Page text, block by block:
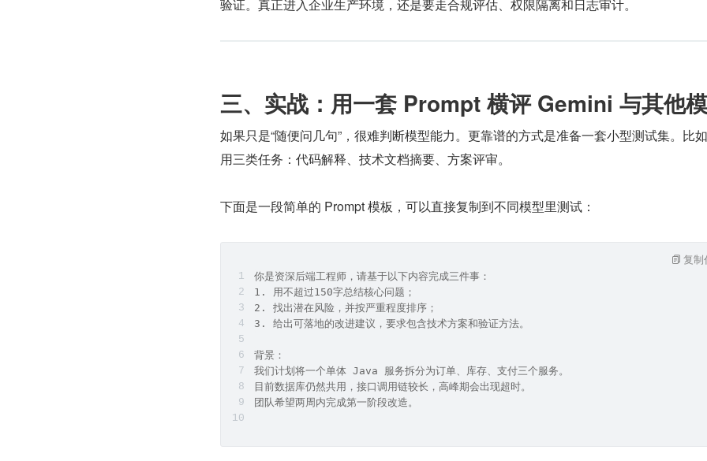
验证。真正进入企业生产环境，还是要走合规评估、权限隔离和日志审计。
三、实战：用一套 Prompt 横评 Gemini 与其他
如果只是“随便问几句”，很难判断模型能力。更靠谱的方式是准备一套小型测试集。比
用三类任务：代码解释、技术文档摘要、方案评审。
下面是一段简单的 Prompt 模板，可以直接复制到不同模型里测试：
你是资深后端工程师，请基于以下内容完成三件事：
1. 用不超过150字总结核心问题；
2. 找出潜在风险，并按严重程度排序；
3. 给出可落地的改进建议，要求包含技术方案和验证方法。
背景：
我们计划将一个单体 Java 服务拆分为订单、库存、支付三个服务。
目前数据库仍然共用，接口调用链较长，高峰期会出现超时。
团队希望两周内完成第一阶段改造。
复制